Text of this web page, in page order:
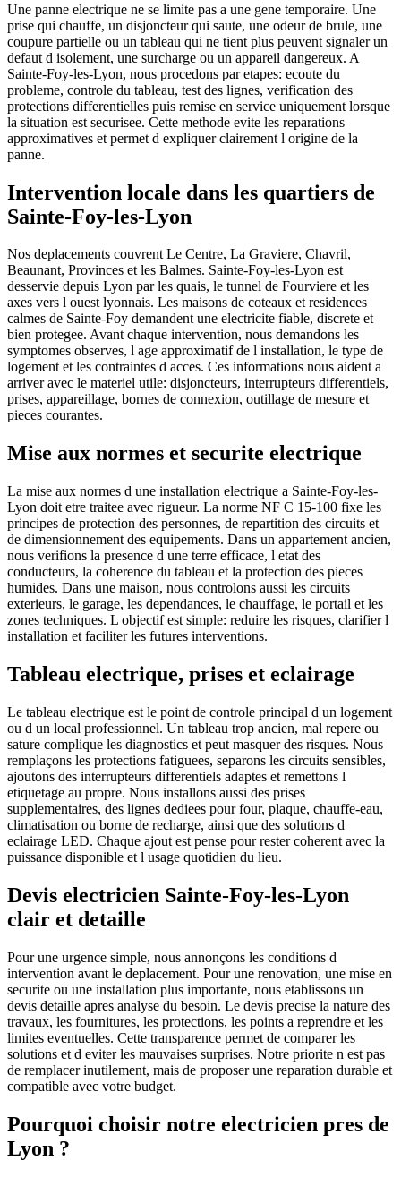
Une panne electrique ne se limite pas a une gene temporaire. Une
prise qui chauffe, un disjoncteur qui saute, une odeur de brule, une
coupure partielle ou un tableau qui ne tient plus peuvent signaler un
defaut d isolement, une surcharge ou un appareil dangereux. A
Sainte-Foy-les-Lyon, nous procedons par etapes: ecoute du
probleme, controle du tableau, test des lignes, verification des
protections differentielles puis remise en service uniquement lorsque
la situation est securisee. Cette methode evite les reparations
approximatives et permet d expliquer clairement l origine de la
panne.
Intervention locale dans les quartiers de
Sainte-Foy-les-Lyon
Nos deplacements couvrent Le Centre, La Graviere, Chavril,
Beaunant, Provinces et les Balmes. Sainte-Foy-les-Lyon est
desservie depuis Lyon par les quais, le tunnel de Fourviere et les
axes vers l ouest lyonnais. Les maisons de coteaux et residences
calmes de Sainte-Foy demandent une electricite fiable, discrete et
bien protegee. Avant chaque intervention, nous demandons les
symptomes observes, l age approximatif de l installation, le type de
logement et les contraintes d acces. Ces informations nous aident a
arriver avec le materiel utile: disjoncteurs, interrupteurs differentiels,
prises, appareillage, bornes de connexion, outillage de mesure et
pieces courantes.
Mise aux normes et securite electrique
La mise aux normes d une installation electrique a Sainte-Foy-les-
Lyon doit etre traitee avec rigueur. La norme NF C 15-100 fixe les
principes de protection des personnes, de repartition des circuits et
de dimensionnement des equipements. Dans un appartement ancien,
nous verifions la presence d une terre efficace, l etat des
conducteurs, la coherence du tableau et la protection des pieces
humides. Dans une maison, nous controlons aussi les circuits
exterieurs, le garage, les dependances, le chauffage, le portail et les
zones techniques. L objectif est simple: reduire les risques, clarifier l
installation et faciliter les futures interventions.
Tableau electrique, prises et eclairage
Le tableau electrique est le point de controle principal d un logement
ou d un local professionnel. Un tableau trop ancien, mal repere ou
sature complique les diagnostics et peut masquer des risques. Nous
remplaçons les protections fatiguees, separons les circuits sensibles,
ajoutons des interrupteurs differentiels adaptes et remettons l
etiquetage au propre. Nous installons aussi des prises
supplementaires, des lignes dediees pour four, plaque, chauffe-eau,
climatisation ou borne de recharge, ainsi que des solutions d
eclairage LED. Chaque ajout est pense pour rester coherent avec la
puissance disponible et l usage quotidien du lieu.
Devis electricien Sainte-Foy-les-Lyon
clair et detaille
Pour une urgence simple, nous annonçons les conditions d
intervention avant le deplacement. Pour une renovation, une mise en
securite ou une installation plus importante, nous etablissons un
devis detaille apres analyse du besoin. Le devis precise la nature des
travaux, les fournitures, les protections, les points a reprendre et les
limites eventuelles. Cette transparence permet de comparer les
solutions et d eviter les mauvaises surprises. Notre priorite n est pas
de remplacer inutilement, mais de proposer une reparation durable et
compatible avec votre budget.
Pourquoi choisir notre electricien pres de
Lyon ?